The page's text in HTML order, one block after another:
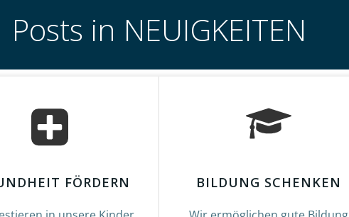
Posts in NEUIGKEITEN
FÖRDERN BILDUNG SCHENKEN